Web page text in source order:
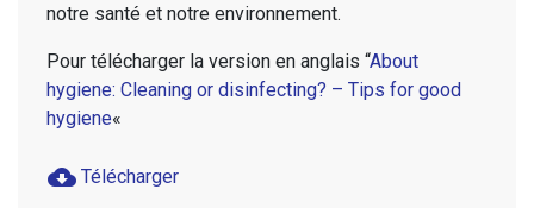
notre santé et notre environnement.
Pour télécharger la version en anglais “About
hygiene: Cleaning or disinfecting? – Tips for good
hygiene«
cloud_download Télécharger